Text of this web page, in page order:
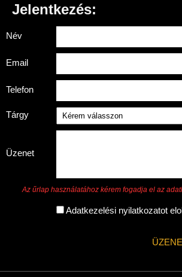
Jelentkezés:
Név
Email
Telefon
Tárgy
Üzenet
Az űrlap használatához kérem fogadja el az
Adatkezelési nyilatkozatot